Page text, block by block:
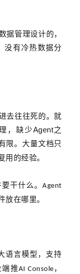
据管理设计的，
没有冷热数据分
去往往死的。就
，缺少Agent之
限。大量文档只
用的经验。
干什么。Agent
放在哪里。
语言模型，支持
推AI Console ，